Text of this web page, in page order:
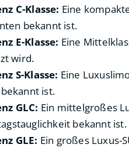
C-Klasse: Eine
bekannt ist.
E-Klasse: Eine
wird.
S-Klasse: Eine
ist.
GLC: Ein mittelgroßes
bekannt ist.
GLE: Ein großes Luxus-